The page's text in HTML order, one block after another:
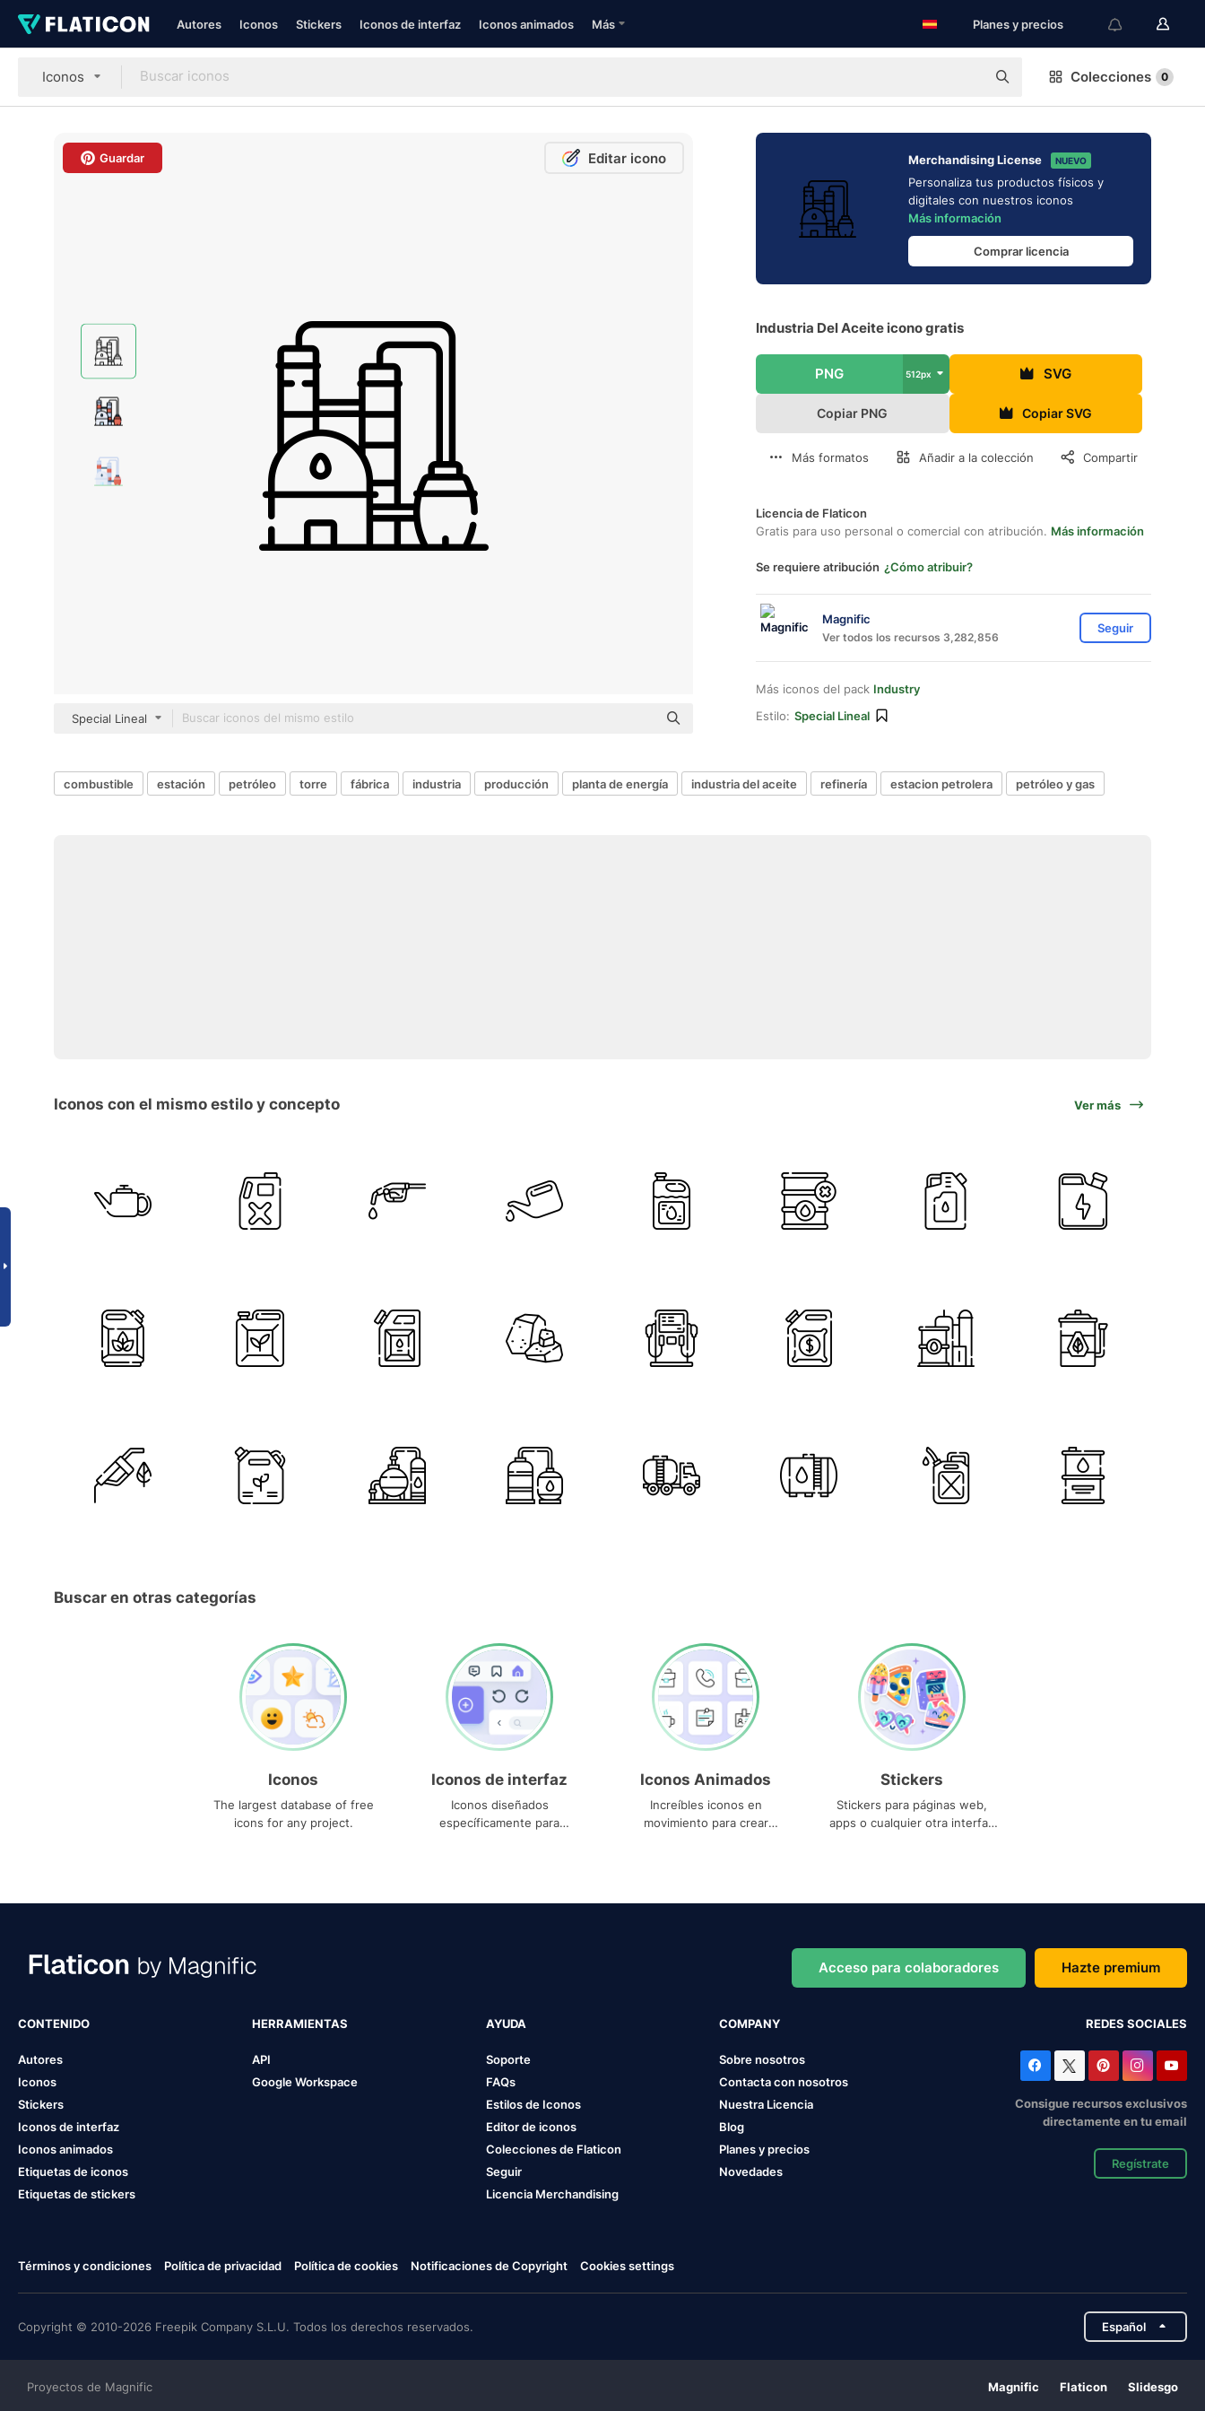
Autores Iconos Stickers Iconos de interfaz Iconos animados Más Planes y precios
Iconos Colecciones 0
Guardar Editar icono
Special Lineal
Merchandising License NUEVO
Personaliza tus productos físicos y
digitales con nuestros iconos
Más información
Comprar licencia
Industria Del Aceite icono gratis
PNG 512px SVG
Copiar PNG Copiar SVG
Más formatos Añadir a la colección Compartir
Licencia de Flaticon
Gratis para uso personal o comercial con atribución. Más información
Se requiere atribución ¿Cómo atribuir?
Magnific
Ver todos los recursos 3,282,856
Seguir
Más iconos del pack Industry
Estilo: Special Lineal
combustible estación petróleo torre fábrica industria producción planta de energía industria del aceite refinería estacion petrolera petróleo y gas
Iconos con el mismo estilo y concepto Ver más
Buscar en otras categorías
Iconos
The largest database of free
icons for any project.
Iconos de interfaz
Iconos diseñados
específicamente para
Iconos Animados
Increíbles iconos en
movimiento para crear
Stickers
Stickers para páginas web,
apps o cualquier otra interfaz
Acceso para colaboradores Hazte premium
CONTENIDO
Autores
Iconos
Stickers
Iconos de interfaz
Iconos animados
Etiquetas de iconos
Etiquetas de stickers
HERRAMIENTAS
API
Google Workspace
AYUDA
Soporte
FAQs
Estilos de Iconos
Editor de iconos
Colecciones de Flaticon
Seguir
Licencia Merchandising
COMPANY
Sobre nosotros
Contacta con nosotros
Nuestra Licencia
Blog
Planes y precios
Novedades
REDES SOCIALES
Consigue recursos exclusivos
directamente en tu email
Regístrate
Términos y condiciones Política de privacidad Política de cookies Notificaciones de Copyright Cookies settings
Copyright © 2010-2026 Freepik Company S.L.U. Todos los derechos reservados. Español
Proyectos de Magnific Magnific Flaticon Slidesgo